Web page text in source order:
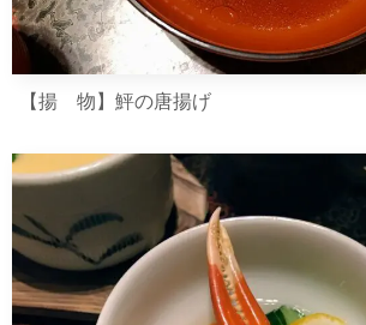
【揚 物】鮃の唐揚げ